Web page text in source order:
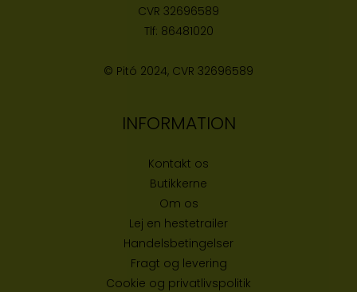
CVR 32696589
Tlf: 86481020
© Pitó 2024, CVR 32696589
INFORMATION
Kontakt os
Butikkerne
Om os
Lej en hestetrailer
Handelsbetingelser
Fragt og levering
Cookie og privatlivspolitik